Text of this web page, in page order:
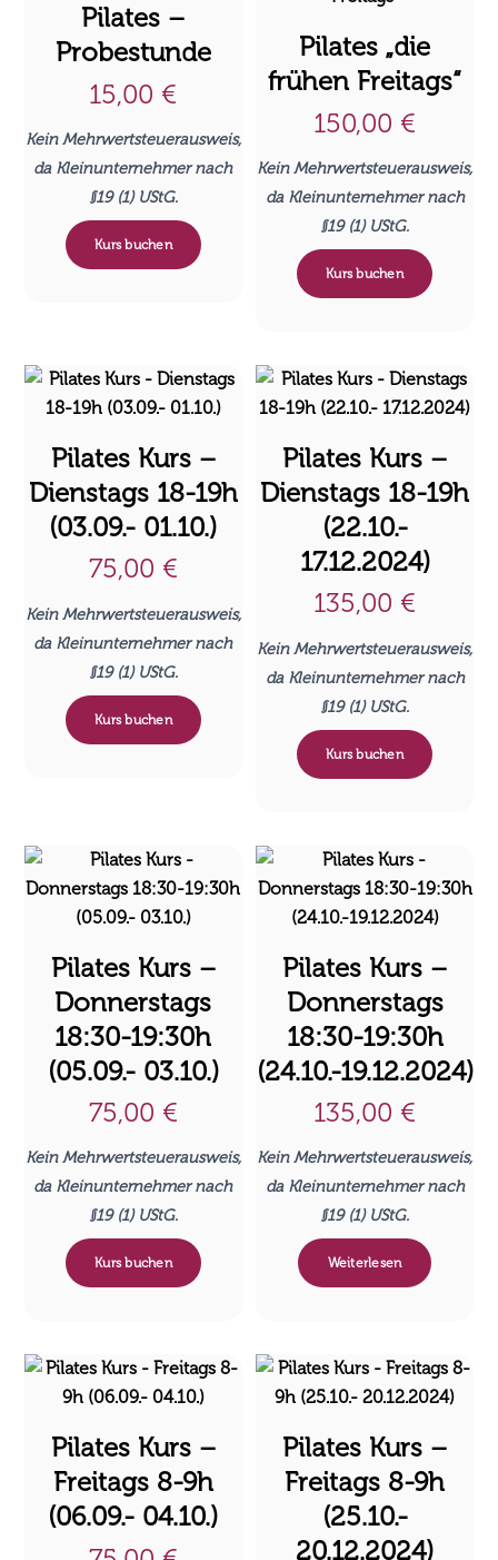
Pilates –
Probestunde
15,00 €
Kein Mehrwertsteuerausweis,
da Kleinunternehmer nach
§19 (1) UStG.
Kurs buchen
Pilates „die
frühen Freitags“
150,00 €
Kein Mehrwertsteuerausweis,
da Kleinunternehmer nach
§19 (1) UStG.
Kurs buchen
Pilates Kurs –
Dienstags 18-19h
(03.09.- 01.10.)
75,00 €
Kein Mehrwertsteuerausweis,
da Kleinunternehmer nach
§19 (1) UStG.
Kurs buchen
Pilates Kurs –
Dienstags 18-19h
(22.10.-
17.12.2024)
135,00 €
Kein Mehrwertsteuerausweis,
da Kleinunternehmer nach
§19 (1) UStG.
Kurs buchen
Pilates Kurs –
Donnerstags
18:30-19:30h
(05.09.- 03.10.)
75,00 €
Kein Mehrwertsteuerausweis,
da Kleinunternehmer nach
§19 (1) UStG.
Kurs buchen
Pilates Kurs –
Donnerstags
18:30-19:30h
(24.10.-19.12.2024)
135,00 €
Kein Mehrwertsteuerausweis,
da Kleinunternehmer nach
§19 (1) UStG.
Weiterlesen
Pilates Kurs –
Freitags 8-9h
(06.09.- 04.10.)
Pilates Kurs –
Freitags 8-9h
(25.10.-
20.12.2024)